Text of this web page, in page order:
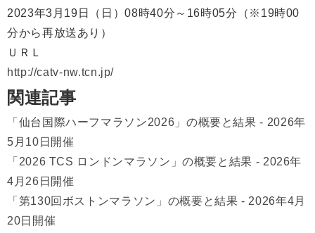
2023年3月19日（日）08時40分～16時05分（※19時00
分から再放送あり）
ＵＲＬ
http://catv-nw.tcn.jp/
関連記事
「仙台国際ハーフマラソン2026」の概要と結果 - 2026年
5月10日開催
「2026 TCS ロンドンマラソン」の概要と結果 - 2026年
4月26日開催
「第130回ボストンマラソン」の概要と結果 - 2026年4月
20日開催